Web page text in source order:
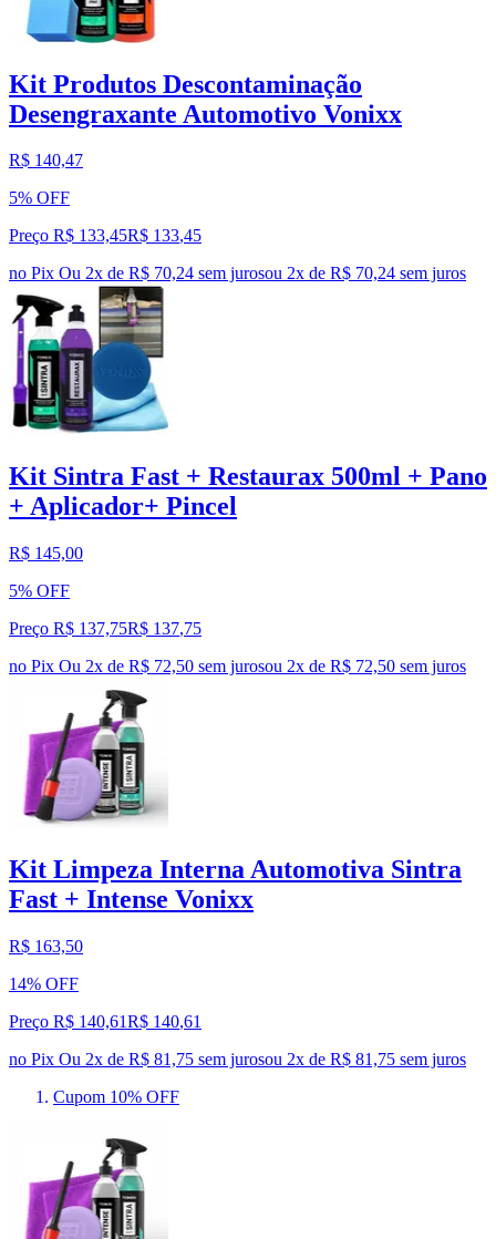
Kit Produtos Descontaminação
Desengraxante Automotivo Vonixx
R$ 140,47
5% OFF
Preço R$ 133,45R$ 133,45
no Pix Ou 2x de R$ 70,24 sem jurosou 2x de R$ 70,24 sem juros
Kit Sintra Fast + Restaurax 500ml + Pano
+ Aplicador+ Pincel
R$ 145,00
5% OFF
Preço R$ 137,75R$ 137,75
no Pix Ou 2x de R$ 72,50 sem jurosou 2x de R$ 72,50 sem juros
Kit Limpeza Interna Automotiva Sintra
Fast + Intense Vonixx
R$ 163,50
14% OFF
Preço R$ 140,61R$ 140,61
no Pix Ou 2x de R$ 81,75 sem jurosou 2x de R$ 81,75 sem juros
Cupom 10% OFF